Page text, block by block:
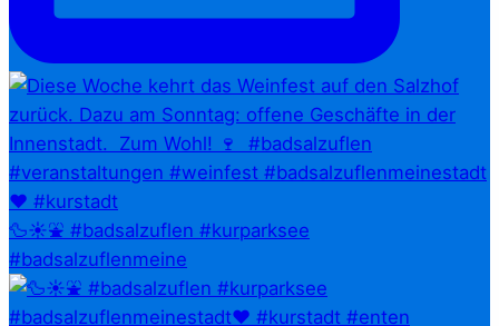
🦆☀️⛲ #badsalzuflen #kurparksee
#badsalzuflenmeine